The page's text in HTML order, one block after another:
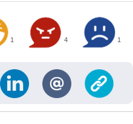
1 4 1